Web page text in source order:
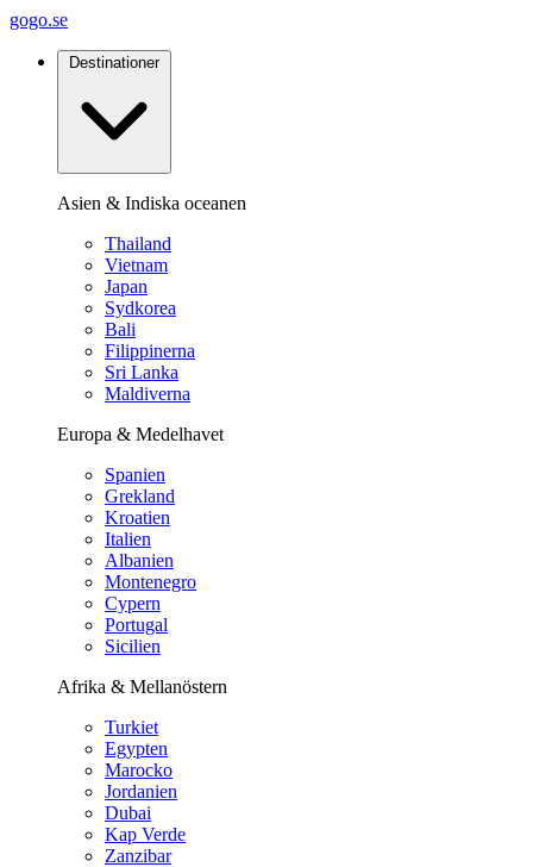
gogo.se
Destinationer
Asien & Indiska oceanen
Thailand
Vietnam
Japan
Sydkorea
Bali
Filippinerna
Sri Lanka
Maldiverna
Europa & Medelhavet
Spanien
Grekland
Kroatien
Italien
Albanien
Montenegro
Cypern
Portugal
Sicilien
Afrika & Mellanöstern
Turkiet
Egypten
Marocko
Jordanien
Dubai
Kap Verde
Zanzibar